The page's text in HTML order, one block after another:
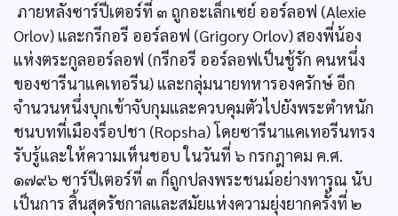
ภายหลังซาร์ปีเตอร์ที่ ๓ ถูกอะเล็กเซย์ ออร์ลอฟ (Alexie
Orlov) และกรีกอรี ออร์ลอฟ (Grigory Orlov) สองพี่น้อง
แห่งตระกูลออร์ลอฟ (กรีกอรี ออร์ลอฟเป็นชู้รัก คนหนึ่ง
ของซารีนาแคเทอรีน) และกลุ่มนายทหารองครักษ์ อีก
จำนวนหนึ่งบุกเข้าจับกุมและควบคุมตัวไปยังพระตำหนัก
ชนบทที่เมืองร็อปชา (Ropsha) โดยซารีนาแคเทอรีนทรง
รับรู้และให้ความเห็นชอบ ในวันที่ ๖ กรกฎาคม ค.ศ.
๑๗๙๖ ซาร์ปีเตอร์ที่ ๓ ก็ถูกปลงพระชนม์อย่างทารุณ นับ
เป็นการ สิ้นสุดรัชกาลและสมัยแห่งความยุ่งยากครั้งที่ ๒